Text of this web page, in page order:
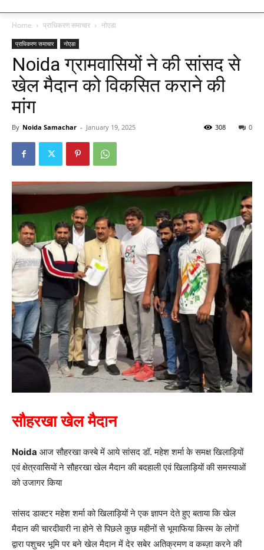
Home प्राधिकरण समाचार नोएडा
प्राधिकरण समाचार नोएडा
Noida ग्रामवासियों ने की सांसद से
खेल मैदान को विकसित कराने की
मांग
By Noida Samachar - January 19, 2025 0
308
सौहरखा खेल मैदान
Noida आज सौहरखा कस्बे में आये सांसद डॉ. महेश शर्मा के समक्ष खिलाड़ियों
एवं क्षेत्रवासियों ने सौहरखा खेल मैदान की बदहाली एवं खिलाड़ियों की समस्याओं
को उजागर किया
सांसद डाक्टर महेश शर्मा को खिलाड़ियों ने एक ज्ञापन देते हुए बताया कि खेल
मैदान की चारदीवारी ना होने से पिछले कुछ महीनों से भूमाफिया किस्म के लोगों
द्वारा पशुचर भूमि पर बने खेल मैदान में देर सबेर अतिक्रमण व कब्ज़ा करने की